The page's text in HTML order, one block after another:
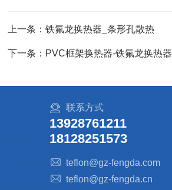
上一条：铁氟龙换热器_条形孔散热
下一条：PVC框架换热器-铁氟龙换热器
联系方式
13928761211
18128251573
teflon@gz-fengda.com
teflon@gz-fengda.cn